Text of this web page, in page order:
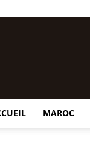
MAROC